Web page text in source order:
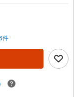
展開中！こちらでは
！1.＜豊富な不動産
を問わず不動産を
商業施設、子育て環
客様により良い物件
ポートさせて頂きま
に関する様々なご質
件